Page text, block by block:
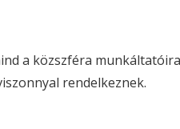
a közszféra
rendelkeznek.